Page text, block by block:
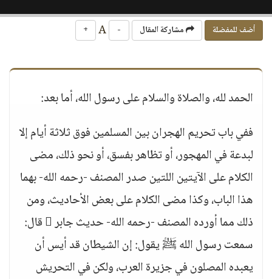
أضف للمفضلة مشاركة المقال -
+
الحمد لله، والصلاة والسلام على رسول الله، أما بعد:
ففي باب تحريم الهجران بين المسلمين فوق ثلاثة أيام إلا
لبدعة في المهجور، أو تظاهر بفسق، أو نحو ذلك، مضى
الكلام على الآيتين اللتين صدر المصنف -رحمه الله- بهما
هذا الباب، وكذا مضى الكلام على بعض الأحاديث، ومن
ذلك مما أورده المصنف -رحمه الله- حديث جابر  قال:
سمعت رسول الله ﷺ يقول: إن الشيطان قد أيس أن
يعبده المصلون في جزيرة العرب، ولكن في التحريش